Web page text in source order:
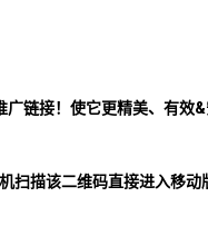
链接！使它更精美、有效&
扫描该二维码直接进入移动